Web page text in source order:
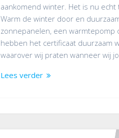
aankomend winter. Het is nu echt
Warm de winter door en
zonnepanelen, een warmtepomp
hebben het certificaat duurzaam
waarover wij praten wanneer wij
Lees verder